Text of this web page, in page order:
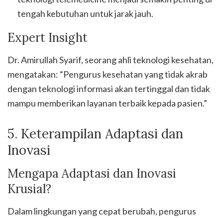
tengah kebutuhan untuk jarak jauh.
Expert Insight
Dr. Amirullah Syarif, seorang ahli teknologi kesehatan,
mengatakan: “Pengurus kesehatan yang tidak akrab
dengan teknologi informasi akan tertinggal dan tidak
mampu memberikan layanan terbaik kepada pasien.”
5. Keterampilan Adaptasi dan
Inovasi
Mengapa Adaptasi dan Inovasi
Krusial?
Dalam lingkungan yang cepat berubah, pengurus